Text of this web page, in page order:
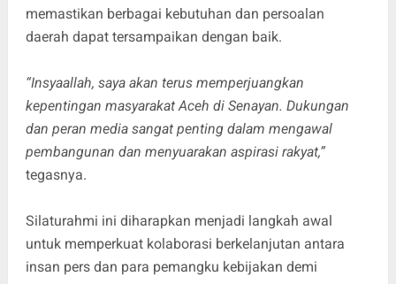
memastikan berbagai kebutuhan dan persoalan
daerah dapat tersampaikan dengan baik.
“Insyaallah, saya akan terus memperjuangkan
kepentingan masyarakat Aceh di Senayan. Dukungan
dan peran media sangat penting dalam mengawal
pembangunan dan menyuarakan aspirasi rakyat,”
tegasnya.
Silaturahmi ini diharapkan menjadi langkah awal
untuk memperkuat kolaborasi berkelanjutan antara
insan pers dan para pemangku kebijakan demi